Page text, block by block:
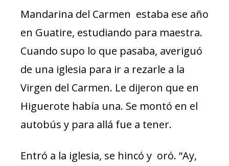
Mandarina del Carmen estaba ese año
en Guatire, estudiando para maestra.
Cuando supo lo que pasaba, averiguó
de una iglesia para ir a rezarle a la
Virgen del Carmen. Le dijeron que en
Higuerote había una. Se montó en el
autobús y para allá fue a tener.
Entró a la iglesia, se hincó y oró. “Ay,